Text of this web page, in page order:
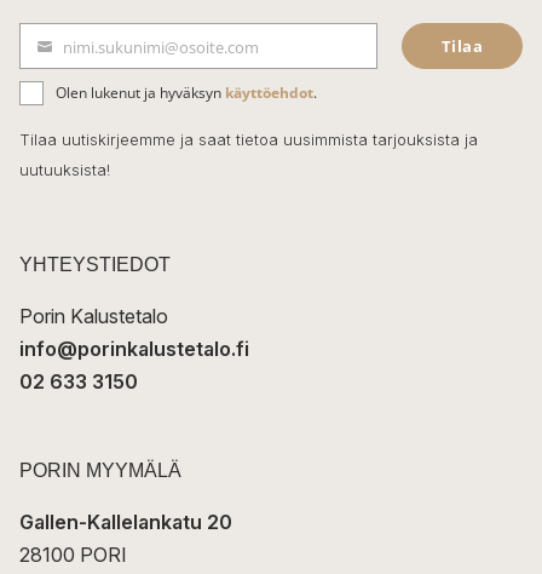
e
b
o
o
k
ä
h
k
t
nimi.sukunimi@osoite.com Tilaa
Olen lukenut ja hyväksyn käyttöehdot.
Tilaa uutiskirjeemme ja saat tietoa uusimmista tarjouksista ja
uutuuksista!
YHTEYSTIEDOT
Porin Kalustetalo
info@porinkalustetalo.fi
02 633 3150
PORIN MYYMÄLÄ
Gallen-Kallelankatu 20
28100 PORI